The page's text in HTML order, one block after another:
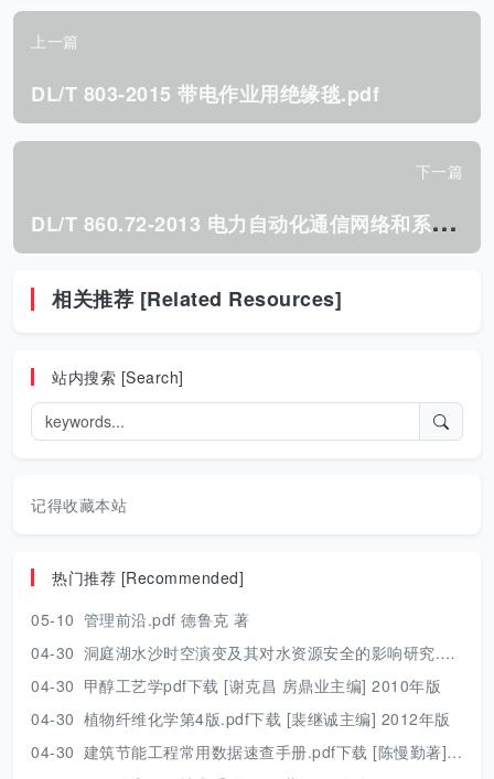
上一篇
DL/T 803-2015 带电作业用绝缘毯.pdf
下一篇
D
L/T 860.72-2013 电力自动化通信网络和系统 第7-2部分:基本信息和通信结构- 抽象通信服务接口(ACSI).pdf
相关推荐 [Related Resources]
站内搜索 [Search]
记得收藏本站
热门推荐 [Recommended]
05-10 管理前沿.pdf 德鲁克 著
04-30 洞庭湖水沙时空演变及其对水资源安全的影响研究.pdf 胡光伟 著 2017年版
04-30 甲醇工艺学pdf下载 [谢克昌 房鼎业主编] 2010年版
04-30 植物纤维化学第4版.pdf下载 [裴继诚主编] 2012年版
04-30 建筑节能工程常用数据速查手册.pdf下载 [陈慢勤著] 2010年版